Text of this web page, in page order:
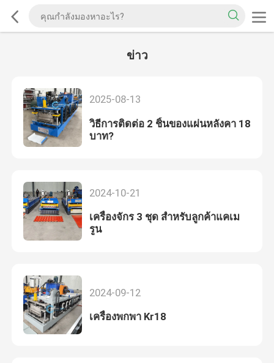
ข่าว
2025-08-13
วิธีการติดต่อ 2 ชิ้นของแผ่นหลังคา 18
บาท?
2024-10-21
เครื่องจักร 3 ชุด สําหรับลูกค้าแคเม
รูน
2024-09-12
เครื่องพกพา Kr18